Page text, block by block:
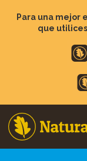
contenido
Para una mejor
que